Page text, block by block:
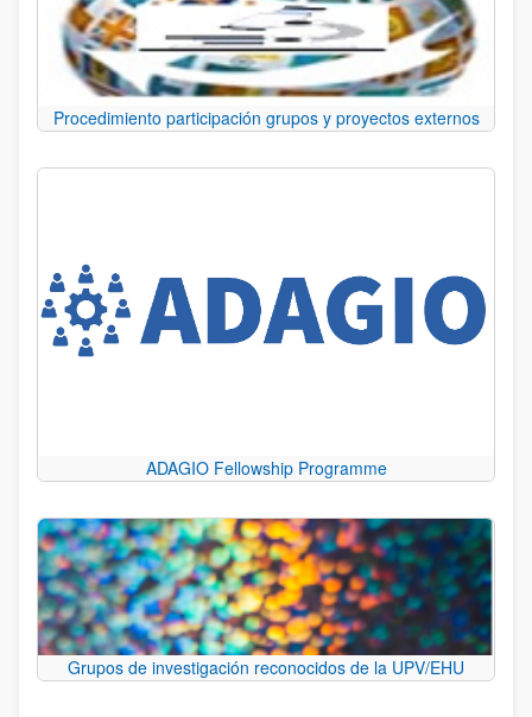
Procedimiento participación grupos y proyectos externos
ADAGIO Fellowship Programme
Grupos de investigación reconocidos de la UPV/EHU